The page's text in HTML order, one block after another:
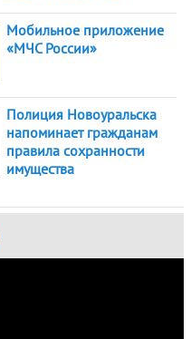
Мобильное приложение
«МЧС России»
Полиция Новоуральска
напоминает гражданам
правила сохранности
имущества